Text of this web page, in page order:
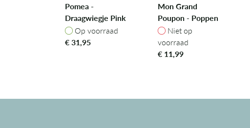
Pomea -
Draagwiegje Pink
Lines - 30-36 cm
Op voorraad
Op voorraad
€31,95
Mon Grand
Poupon - Poppen
Slabbetje en
Drinkflesje 36/42
cm
Niet op voorraad
Niet op
voorraad
€ 11,99